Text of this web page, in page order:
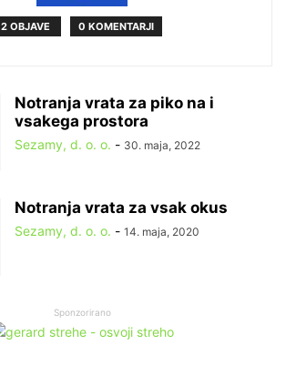
2 OBJAVE 0 KOMENTARJI
Notranja vrata za piko na i
vsakega prostora
Sezamy, d. o. o. - 30. maja, 2022
Notranja vrata za vsak okus
Sezamy, d. o. o. - 14. maja, 2020
Sponzorirano